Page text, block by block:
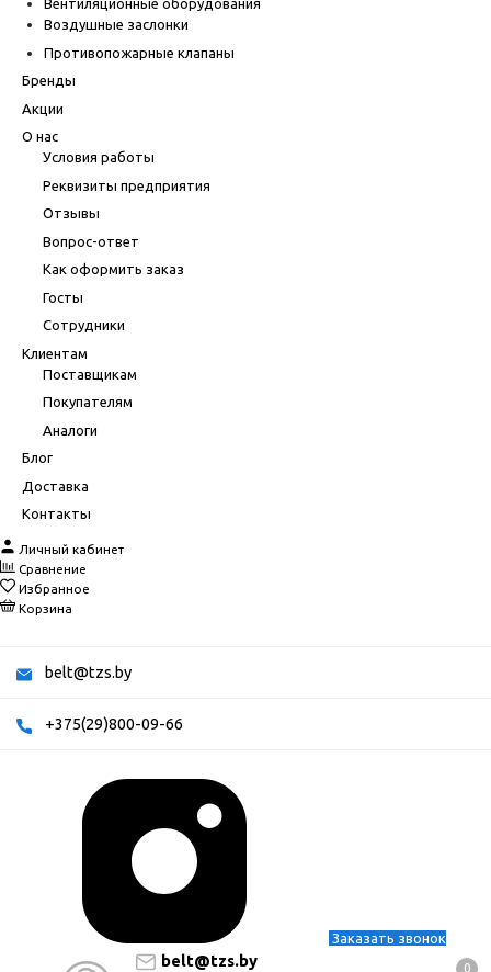
Вентиляционные оборудования
Воздушные заслонки
Противопожарные клапаны
Бренды
Акции
О нас
Условия работы
Реквизиты предприятия
Отзывы
Вопрос-ответ
Как оформить заказ
Госты
Сотрудники
Клиентам
Поставщикам
Покупателям
Аналоги
Блог
Доставка
Контакты
Личный кабинет
Сравнение
Избранное
Корзина
belt@tzs.by
+375(29)800-09-66
Заказать звонок
belt@tzs.by 0